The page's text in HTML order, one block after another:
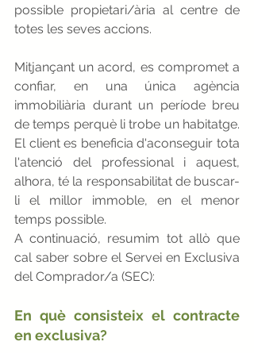
possible propietari/ària al centre de
totes les seves accions.
Mitjançant un acord, es compromet a
confiar, en una única agència
immobiliària durant un període breu
de temps perquè li trobe un habitatge.
El client es beneficia d'aconseguir tota
l'atenció del professional i aquest,
alhora, té la responsabilitat de buscar-
li el millor immoble, en el menor
temps possible.
A continuació, resumim tot allò que
cal saber sobre el Servei en Exclusiva
del Comprador/a (SEC):
En què consisteix el contracte
en exclusiva?